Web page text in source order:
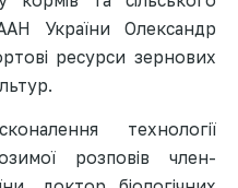
України Олександр
ресурси зернових
технології
розповів член-